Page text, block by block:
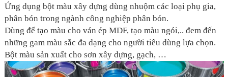
Ứng dụng bột màu xây dựng dùng nhuộm các loại phụ gia,
phân bón trong ngành công nghiệp phân bón.
Dùng để tạo màu cho ván ép MDF, tạo màu ngói,.. đem đến
những gam màu sắc đa dạng cho người tiêu dùng lựa chọn.
Bột màu sản xuất cho sơn xây dựng, gạch, …